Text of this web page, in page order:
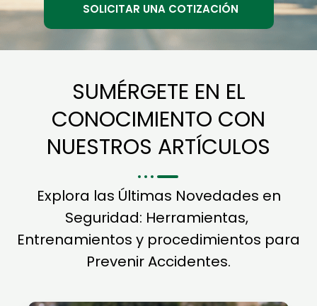
SOLICITAR UNA COTIZACIÓN
SUMÉRGETE EN EL
CONOCIMIENTO CON
NUESTROS ARTÍCULOS
Explora las Últimas Novedades en
Seguridad: Herramientas,
Entrenamientos y procedimientos para
Prevenir Accidentes.